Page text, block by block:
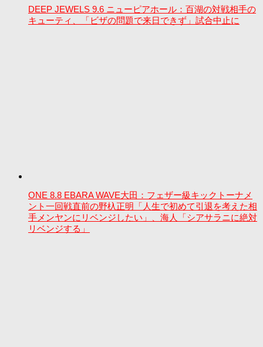
DEEP JEWELS 9.6 ニューピアホール：百湖の対戦相手の
キューティ、「ビザの問題で来日できず」試合中止に
ONE 8.8 EBARA WAVE大田：フェザー級キックトーナメ
ント一回戦直前の野杁正明「人生で初めて引退を考えた相
手メンヤンにリベンジしたい」、海人「シアサラニに絶対
リベンジする」